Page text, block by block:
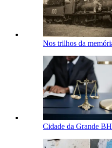
Nos trilhos da
Cidade da Grande